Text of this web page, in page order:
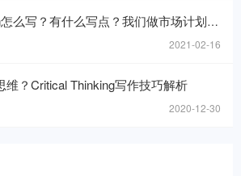
？有什么写点？我们做市场计划的目的是什么呢？
2021-02-16
维？Critical Thinking写作技巧解析
2020-12-30